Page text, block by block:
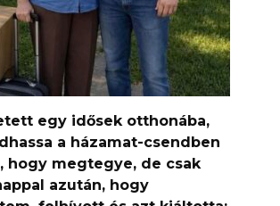
egy idősek otthonába,
a házamat-csendben
hogy megtegye, de csak
azután, hogy